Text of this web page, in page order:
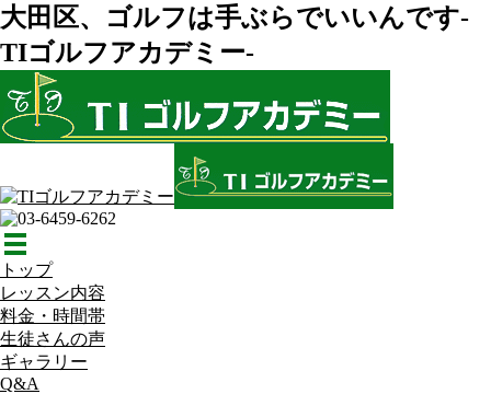
大田区、ゴルフは手ぶらでいいんです-
TIゴルフアカデミー-
トップ
レッスン内容
料金・時間帯
生徒さんの声
ギャラリー
Q&A